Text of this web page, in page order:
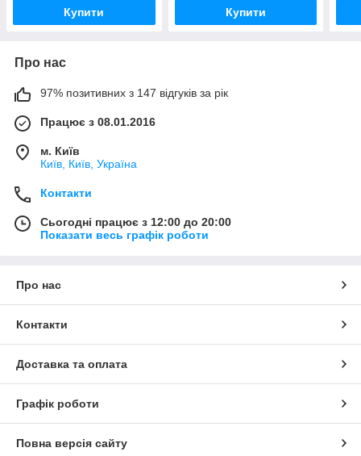
Купити Купити
Про нас
97% позитивних з 147 відгуків за рік
Працює з 08.01.2016
м. Київ
Київ, Київ, Україна
Контакти
Сьогодні працює з 12:00 до 20:00
Показати весь графік роботи
Про нас
Контакти
Доставка та оплата
Графік роботи
Повна версія сайту